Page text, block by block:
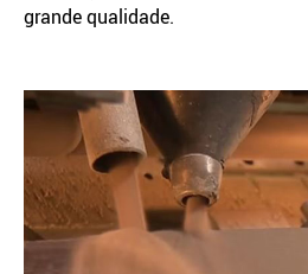
grande qualidade.